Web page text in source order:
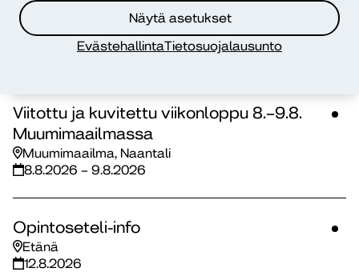
Näytä asetukset
EvästehallintaTietosuojalausunto
Lisää tapahtumia
Viitottu ja kuvitettu viikonloppu 8.–9.8.
Muumimaailmassa
Muumimaailma, Naantali
8.8.2026 – 9.8.2026
Opintoseteli-info
Etänä
12.8.2026